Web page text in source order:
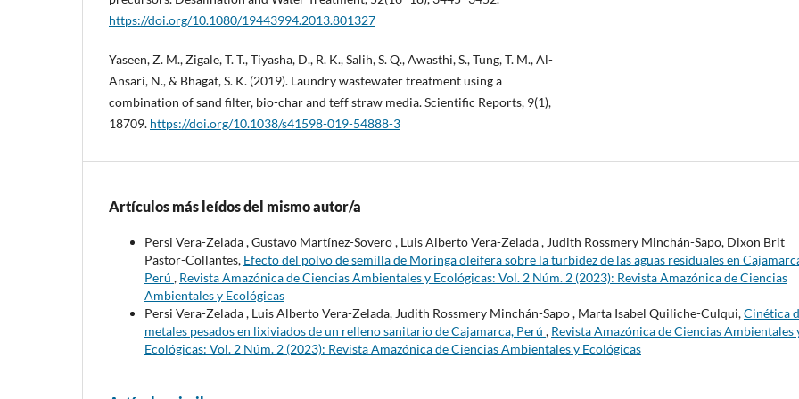
https://doi.org/10.1080/19443994.2013.801327
Yaseen, Z. M., Zigale, T. T., Tiyasha, D., R. K., Salih, S. Q., Awasthi, S., Tung, T. M., Al-
Ansari, N., & Bhagat, S. K. (2019). Laundry wastewater treatment using a
combination of sand filter, bio-char and teff straw media. Scientific Reports, 9(1),
18709. https://doi.org/10.1038/s41598-019-54888-3
Artículos más leídos del mismo autor/a
Persi Vera-Zelada , Gustavo Martínez-Sovero , Luis Alberto Vera-Zelada , Judith Rossmery Minchán-Sapo, Dixon Brit
Pastor-Collantes, Efecto del polvo de semilla de Moringa oleífera sobre la turbidez de las aguas residuales en
Perú , Revista Amazónica de Ciencias Ambientales y Ecológicas: Vol. 2 Núm. 2 (2023): Revista Amazónica de Ciencias
Ambientales y Ecológicas
Persi Vera-Zelada , Luis Alberto Vera-Zelada, Judith Rossmery Minchán-Sapo , Marta Isabel Quiliche-Culqui,Cinética
metales pesados en lixiviados de un relleno sanitario de Cajamarca, Perú , Revista Amazónica de Ciencias Ambientales
Ecológicas: Vol. 2 Núm. 2 (2023): Revista Amazónica de Ciencias Ambientales y Ecológicas